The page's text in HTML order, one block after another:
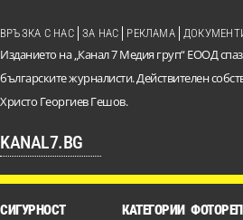
Изданието на „Канал 7 Медия груп“ ЕООД
българските журналисти. Действителен
Христо Георгиев Гешов.
KANAL7.BG
ВРЪЗКА С НАС ЗА НАС РЕКЛАМА
СИГУРНОСТ КАТЕГОРИИ